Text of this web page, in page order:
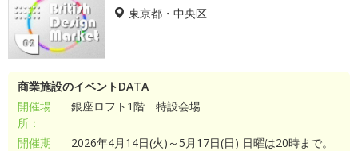
東京都・中央区
商業施設のイベントDATA
開催場
所：
銀座ロフト1階 特設会場
開催期
2026年4月14日(火)～5月17日(日) 日曜は20時まで。